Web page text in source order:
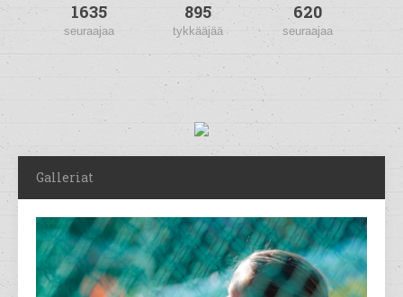
1635
seuraajaa
895
tykkääjää
620
seuraajaa
Galleriat